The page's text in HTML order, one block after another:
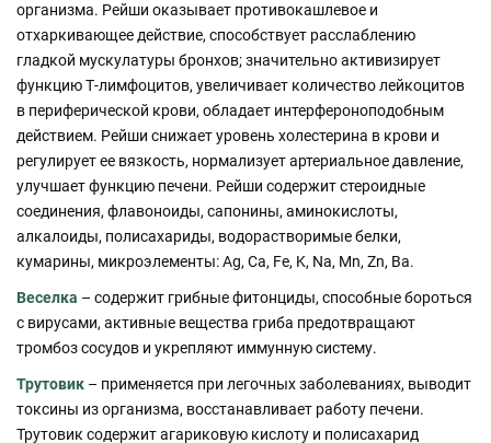
организма. Рейши оказывает противокашлевое и
отхаркивающее действие, способствует расслаблению
гладкой мускулатуры бронхов; значительно активизирует
функцию Т-лимфоцитов, увеличивает количество лейкоцитов
в периферической крови, обладает интерфероноподобным
действием. Рейши снижает уровень холестерина в крови и
регулирует ее вязкость, нормализует артериальное давление,
улучшает функцию печени. Рейши содержит стероидные
соединения, флавоноиды, сапонины, аминокислоты,
алкалоиды, полисахариды, водорастворимые белки,
кумарины, микроэлементы: Ag, Ca, Fe, K, Na, Mn, Zn, Ba.
Веселка – содержит грибные фитонциды, способные бороться
с вирусами, активные вещества гриба предотвращают
тромбоз сосудов и укрепляют иммунную систему.
Трутовик – применяется при легочных заболеваниях, выводит
токсины из организма, восстанавливает работу печени.
Трутовик содержит агариковую кислоту и полисахарид